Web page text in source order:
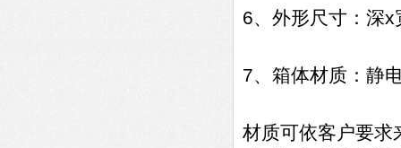
6、外形尺寸：深
7、箱体材质：静
材质可依客户要求